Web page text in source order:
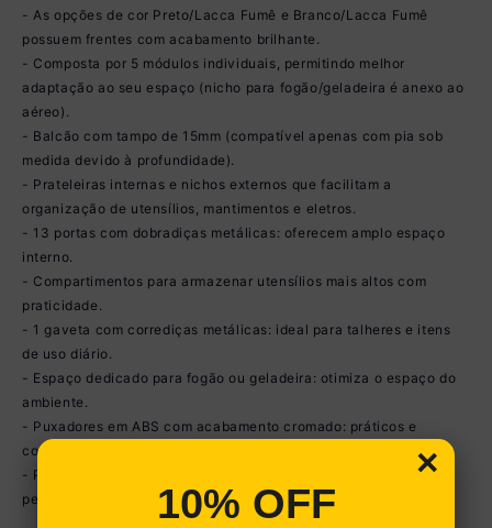
- As opções de cor Preto/Lacca Fumê e Branco/Lacca Fumê
possuem frentes com acabamento brilhante.
- Composta por 5 módulos individuais, permitindo melhor
adaptação ao seu espaço (nicho para fogão/geladeira é anexo ao
aéreo).
- Balcão com tampo de 15mm (compatível apenas com pia sob
medida devido à profundidade).
- Prateleiras internas e nichos externos que facilitam a
organização de utensílios, mantimentos e eletros.
- 13 portas com dobradiças metálicas: oferecem amplo espaço
interno.
- Compartimentos para armazenar utensílios mais altos com
praticidade.
- 1 gaveta com corrediças metálicas: ideal para talheres e itens
de uso diário.
- Espaço dedicado para fogão ou geladeira: otimiza o espaço do
ambiente.
- Puxadores em ABS com acabamento cromado: práticos e
confortáveis ao manuseio.
- Pés em polipropileno com regulagem de altura de 17 a 20cm:
permitem um perfeito nivelamento aos módulos.
×
10% OFF